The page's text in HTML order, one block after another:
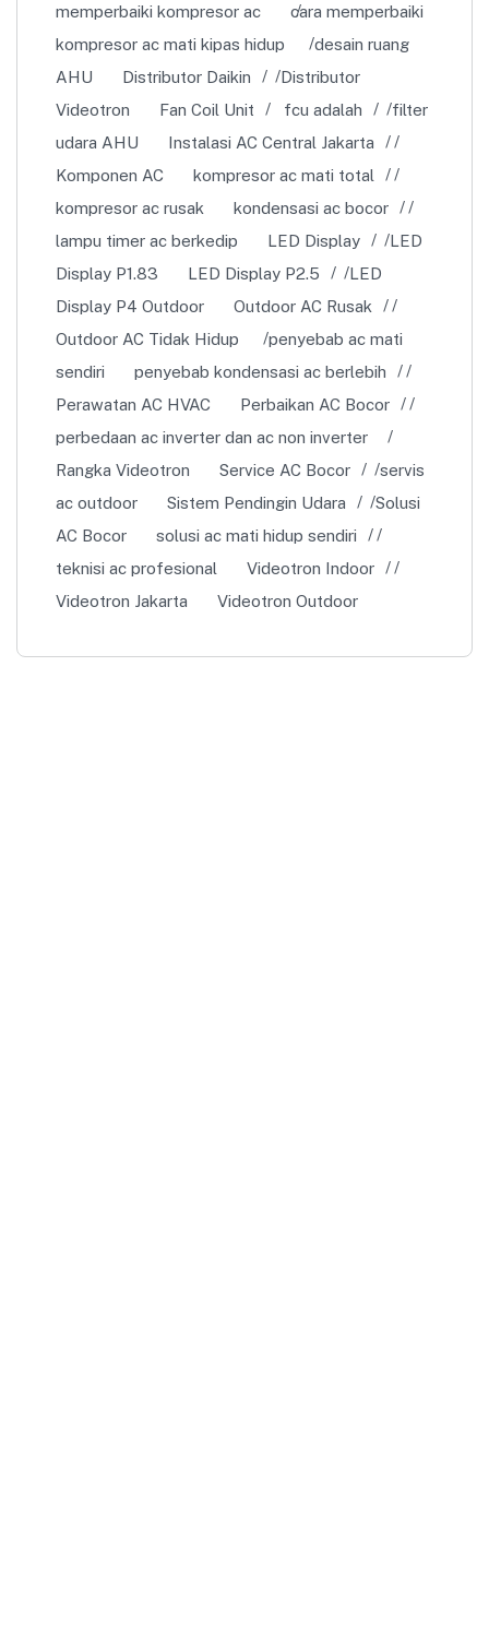
memperbaiki kompresor ac
cara memperbaiki
kompresor ac mati kipas hidup
desain ruang
AHU
Distributor Daikin
Distributor
Videotron
Fan Coil Unit fcu adalah
filter
udara AHU
Instalasi AC Central Jakarta
Komponen AC
kompresor ac mati total
kompresor ac rusak
kondensasi ac bocor
lampu timer ac berkedip
LED Display
LED
Display P1.83
LED Display P2.5
LED
Display P4 Outdoor
Outdoor AC Rusak
Outdoor AC Tidak Hidup
penyebab ac mati
sendiri
penyebab kondensasi ac berlebih
Perawatan AC HVAC
Perbaikan AC Bocor
perbedaan ac inverter dan ac non inverter
Rangka Videotron
Service AC Bocor
servis
ac outdoor
Sistem Pendingin Udara
Solusi
AC Bocor
solusi ac mati hidup sendiri
teknisi ac profesional
Videotron Indoor
Videotron Jakarta
Videotron Outdoor